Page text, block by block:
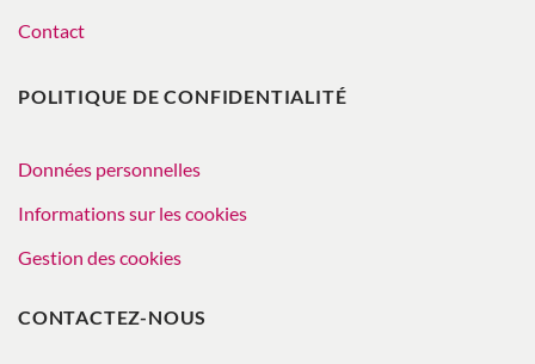
Contact
POLITIQUE DE CONFIDENTIALITÉ
Données personnelles
Informations sur les cookies
Gestion des cookies
CONTACTEZ-NOUS